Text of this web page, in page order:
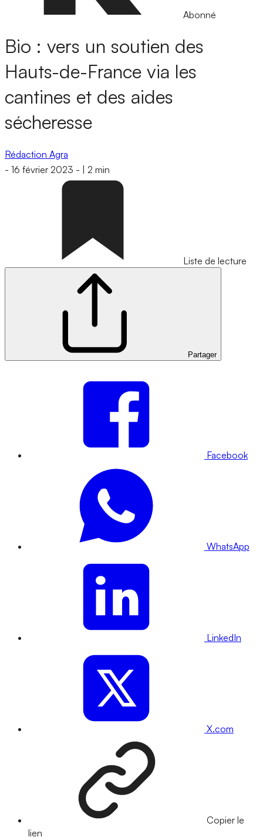
Abonné
Bio : vers un soutien des
Hauts-de-France via les
cantines et des aides
sécheresse
Rédaction Agra
- 16 février 2023 - 2 min
Liste de lecture
Partager
Facebook
WhatsApp
LinkedIn
X.com
Copier le
lien